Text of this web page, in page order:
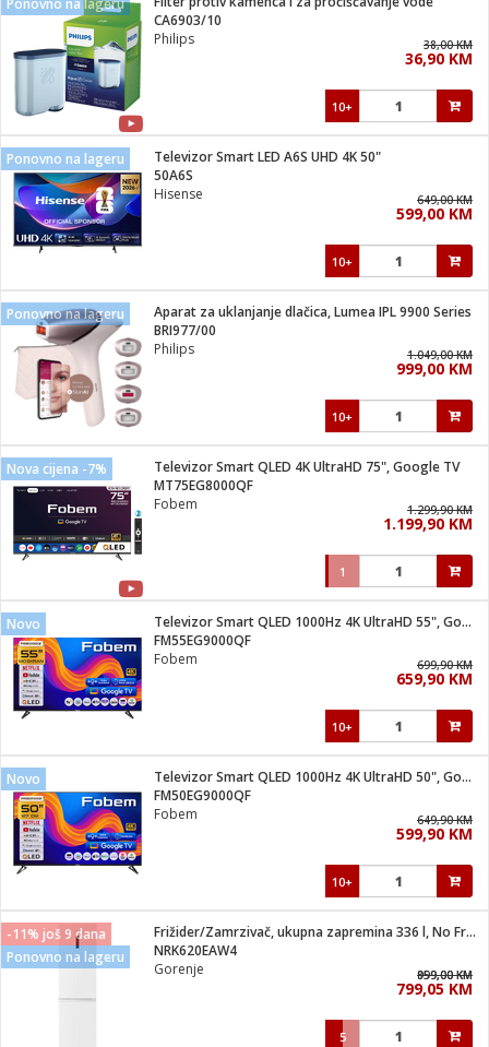
Ponovno na lageru
CA6903/10
Philips
38,00 KM
36,90 KM
10+
Ponovno na lageru
Televizor Smart LED A6S UHD 4K 50"
50A6S
Hisense
649,00 KM
599,00 KM
10+
Ponovno na lageru
Aparat za uklanjanje dlačica, Lumea IPL 9900 Series
BRI977/00
Philips
1.049,00 KM
999,00 KM
10+
Nova cijena -7%
Televizor Smart QLED 4K UltraHD 75", Google TV
MT75EG8000QF
Fobem
1.299,90 KM
1.199,90 KM
1
Novo
Televizor Smart QLED 1000Hz 4K UltraHD 55", Google TV
FM55EG9000QF
Fobem
699,90 KM
659,90 KM
10+
Novo
Televizor Smart QLED 1000Hz 4K UltraHD 50", Google TV
FM50EG9000QF
Fobem
649,90 KM
599,90 KM
10+
-11% još 9 dana
Ponovno na lageru
Frižider/Zamrzivač, ukupna zapremina 336 l, No Frost Plus, E
NRK620EAW4
Gorenje
959,00 KM
899,00 KM
799,05 KM
5